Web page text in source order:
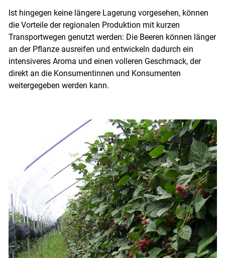
Skip to main content
Ist hingegen keine längere Lagerung vorgesehen, können
die Vorteile der regionalen Produktion mit kurzen
Transportwegen genutzt werden: Die Beeren können länger
an der Pflanze ausreifen und entwickeln dadurch ein
intensiveres Aroma und einen volleren Geschmack, der
direkt an die Konsumentinnen und Konsumenten
weitergegeben werden kann.